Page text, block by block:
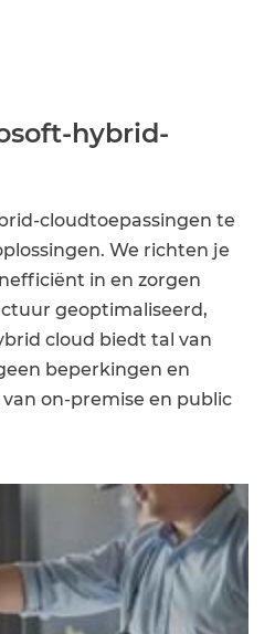
hybrid-
cloudtoepassingen te
We richten je
in en zorgen
geoptimaliseerd,
cloud biedt tal van
beperkingen en
on-premise en public